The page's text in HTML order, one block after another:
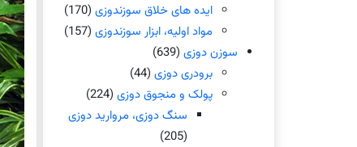
ایده های خلاق سوزندوزی (170)
مواد اولیه، ابزار سوزندوزی (157)
سوزن دوزی (639)
برودری دوزی (44)
پولک و منجوق دوزی (224)
سنگ دوزی، مروارید دوزی
(205)